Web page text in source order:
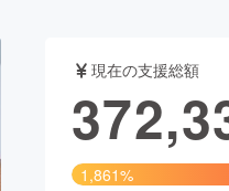
・パフォーマンス
現在の支援総額
1,861%